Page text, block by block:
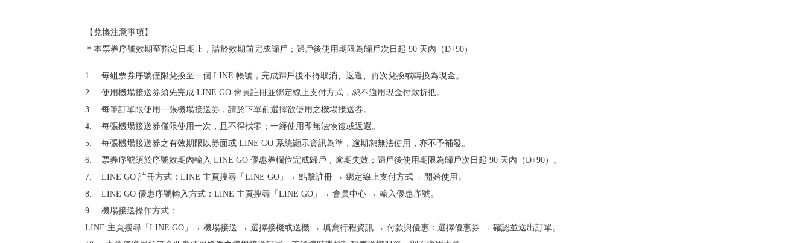
【兌換注意事項】
＊本票券序號效期至指定日期止，請於效期前完成歸戶；歸戶後使用期限為歸戶次日起 90 天內（D+90）
1. 每組票券序號僅限兌換至一個 LINE 帳號，完成歸戶後不得取消、返還、再次兌換或轉換為現金。
2. 使用機場接送券須先完成 LINE GO 會員註冊並綁定線上支付方式，恕不適用現金付款折抵。
3. 每筆訂單限使用一張機場接送券，請於下單前選擇欲使用之機場接送券。
4. 每張機場接送券僅限使用一次，且不得找零；一經使用即無法恢復或返還。
5. 每張機場接送券之有效期限以券面或 LINE GO 系統顯示資訊為準，逾期恕無法使用，亦不予補發。
6. 票券序號須於序號效期內輸入 LINE GO 優惠券欄位完成歸戶，逾期失效；歸戶後使用期限為歸戶次日起 90 天內（D+90）。
7. LINE GO 註冊方式：LINE 主頁搜尋「LINE GO」→ 點擊註冊 → 綁定線上支付方式→ 開始使用。
8. LINE GO 優惠序號輸入方式：LINE 主頁搜尋「LINE GO」→ 會員中心 → 輸入優惠序號。
9. 機場接送操作方式：
LINE 主頁搜尋「LINE GO」→ 機場接送 → 選擇接機或送機 → 填寫行程資訊 → 付款與優惠：選擇優惠券 → 確認並送出訂單。